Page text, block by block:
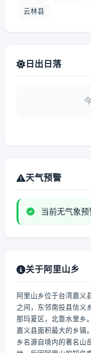
云林县
日出日落
天气预警
当前无气象
关于阿里山乡
阿里山乡位于台湾嘉义
之间，东邻南投县信义
那玛夏区，北靠水里乡
嘉义县面积最大的乡镇。
乡名源自境内的著名